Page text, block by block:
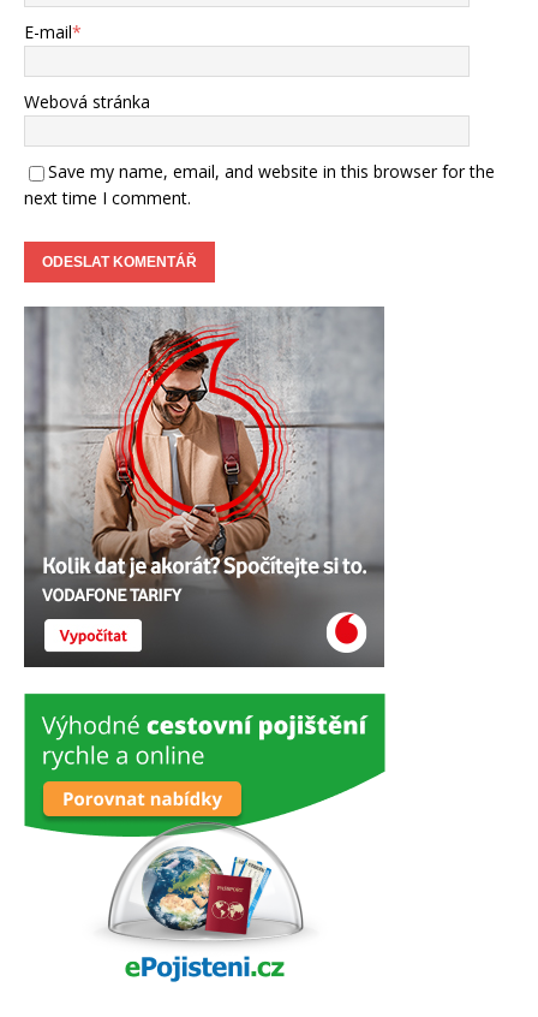
E-mail*
Webová stránka
Save my name, email, and website in this browser for the
next time I comment.